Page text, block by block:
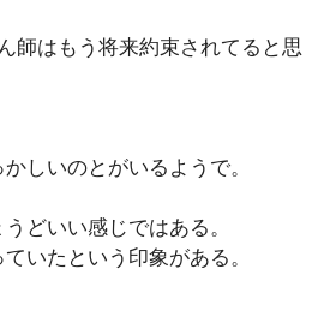
師はもう将来約束されてると思
しいのとがいるようで。
どいい感じではある。
いたという印象がある。